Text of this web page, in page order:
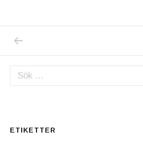
Inläggsnavigering
Sök efter:
ETIKETTER